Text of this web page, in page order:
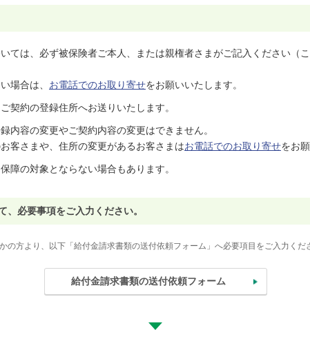
ては、必ず被保険者ご本人、または親権者さまがご記入ください（
場合は、 お電話でのお取り寄せをお願いいたします。
契約の登録住所へお送りいたします。
内容の変更やご契約内容の変更はできません。
客さまや、住所の変更があるお客さまはお電話でのお取り寄せをお
障の対象とならない場合もあります。
必要事項をご入力ください。
の方より、以下「給付金請求書類の送付依頼フォーム」へ必要項目をご入力くだ
給付金請求書類の送付依頼フォーム